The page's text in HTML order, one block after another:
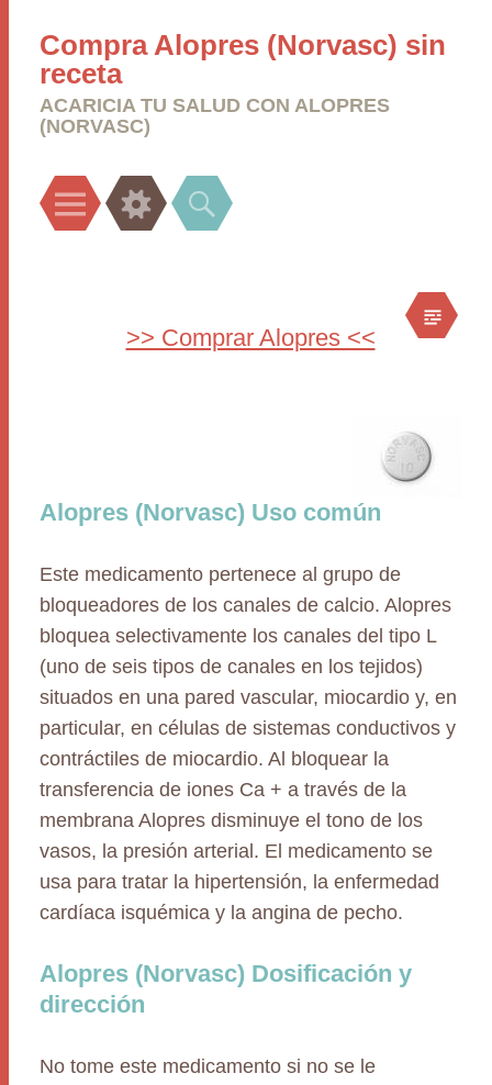
Compra Alopres (Norvasc) sin
receta
ACARICIA TU SALUD CON ALOPRES
(NORVASC)
Menu Widgets Search
>> Comprar Alopres <<
Alopres (Norvasc) Uso común
Este medicamento pertenece al grupo de
bloqueadores de los canales de calcio. Alopres
bloquea selectivamente los canales del tipo L
(uno de seis tipos de canales en los tejidos)
situados en una pared vascular, miocardio y, en
particular, en células de sistemas conductivos y
contráctiles de miocardio. Al bloquear la
transferencia de iones Ca + a través de la
membrana Alopres disminuye el tono de los
vasos, la presión arterial. El medicamento se
usa para tratar la hipertensión, la enfermedad
cardíaca isquémica y la angina de pecho.
Alopres (Norvasc) Dosificación y
dirección
No tome este medicamento si no se le